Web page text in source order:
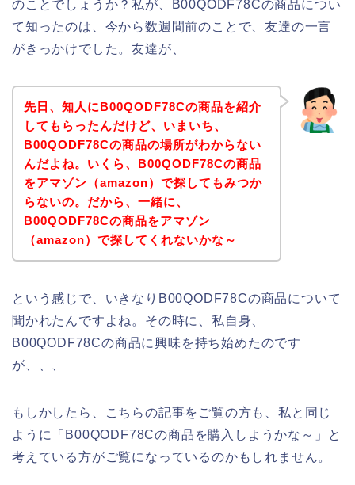
のことでしょうか？私が、B00QODF78Cの商品につい
て知ったのは、今から数週間前のことで、友達の一言
がきっかけでした。友達が、
先日、知人にB00QODF78Cの商品を紹介
してもらったんだけど、いまいち、
B00QODF78Cの商品の場所がわからない
んだよね。いくら、B00QODF78Cの商品
をアマゾン（amazon）で探してもみつか
らないの。だから、一緒に、
B00QODF78Cの商品をアマゾン
（amazon）で探してくれないかな～
という感じで、いきなりB00QODF78Cの商品について
聞かれたんですよね。その時に、私自身、
B00QODF78Cの商品に興味を持ち始めたのです
が、、、
もしかしたら、こちらの記事をご覧の方も、私と同じ
ように「B00QODF78Cの商品を購入しようかな～」と
考えている方がご覧になっているのかもしれません。